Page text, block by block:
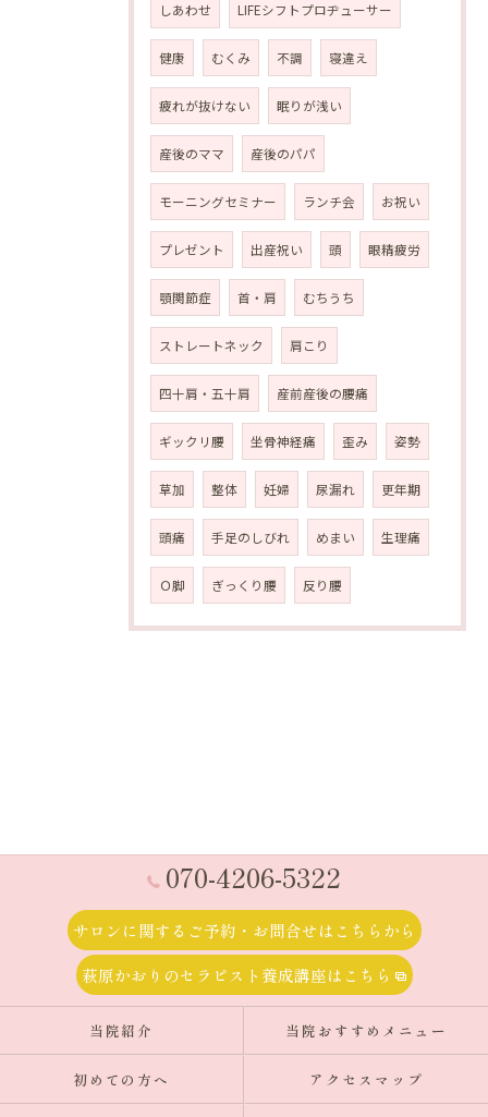
しあわせ LIFEシフトプロヂューサー
健康 むくみ 不調 寝違え
疲れが抜けない 眠りが浅い
産後のママ 産後のパパ
モーニングセミナー ランチ会 お祝い
プレゼント 出産祝い 頭 眼精疲労
顎関節症 首・肩 むちうち
ストレートネック 肩こり
四十肩・五十肩 産前産後の腰痛
ギックリ腰 坐骨神経痛 歪み 姿勢
草加 整体 妊婦 尿漏れ 更年期
頭痛 手足のしびれ めまい 生理痛
Ｏ脚 ぎっくり腰 反り腰
070-4206-5322
サロンに関するご予約・お問合せはこちらから
萩原かおりのセラピスト養成講座はこちら
当院紹介 当院おすすめメニュー
初めての方へ アクセスマップ